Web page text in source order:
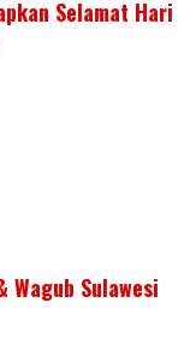
Selamat Hari
Sulawesi